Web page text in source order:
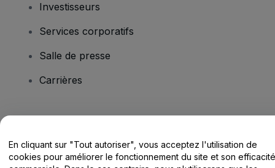
Investisseurs
Services corporatifs
Salle de presse
Carrières
Centre d'assistance / Nous contacter
En cliquant sur "Tout autoriser", vous acceptez l'utilisation de
cookies pour améliorer le fonctionnement du site et son efficacité